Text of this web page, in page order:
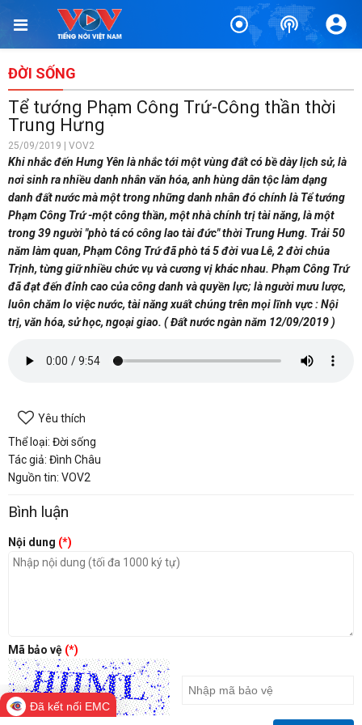
ĐỜI SỐNG
Tể tướng Phạm Công Trứ-Công thần thời
Trung Hưng
25/09/2019 | VOV2
Khi nhắc đến Hưng Yên là nhắc tới một vùng đất có bề dày lịch sử, là
nơi sinh ra nhiều danh nhân văn hóa, anh hùng dân tộc làm dạng
danh đất nước mà một trong những danh nhân đó chính là Tể tướng
Phạm Công Trứ -một công thần, một nhà chính trị tài năng, là một
trong 39 người "phò tá có công lao tài đức" thời Trung Hưng. Trải 50
năm làm quan, Phạm Công Trứ đã phò tá 5 đời vua Lê, 2 đời chúa
Trịnh, từng giữ nhiều chức vụ và cương vị khác nhau. Phạm Công Trứ
đã đạt đến đỉnh cao của công danh và quyền lực; là người mưu lược,
luôn chăm lo việc nước, tài năng xuất chúng trên mọi lĩnh vực : Nội
trị, văn hóa, sử học, ngoại giao. ( Đất nước ngàn năm 12/09/2019 )
Yêu thích
Thể loại: Đời sống
Tác giả: Đình Châu
Nguồn tin: VOV2
Bình luận
Nội dung (*)
Mã bảo vệ (*)
Đã kết nối EMC